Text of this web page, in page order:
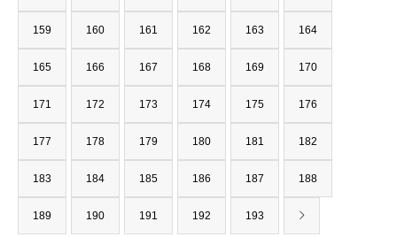
159 160 161 162 163 164
165 166 167 168 169 170
171 172 173 174 175 176
177 178 179 180 181 182
183 184 185 186 187 188
189 190 191 192 193